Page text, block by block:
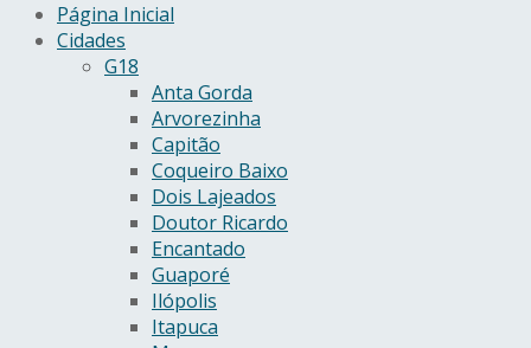
Página Inicial
Cidades
G18
Anta Gorda
Arvorezinha
Capitão
Coqueiro Baixo
Dois Lajeados
Doutor Ricardo
Encantado
Guaporé
Ilópolis
Itapuca